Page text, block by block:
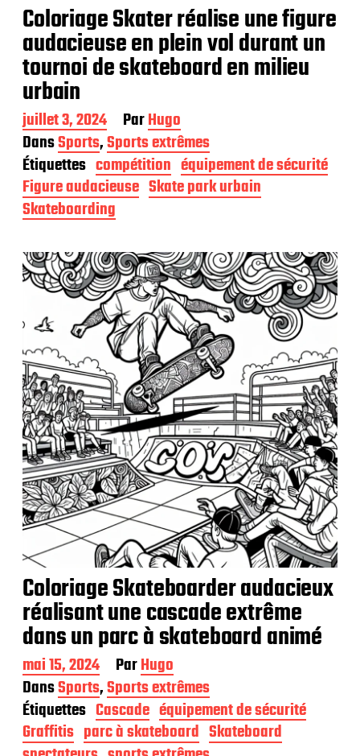
Coloriage Skater réalise une figure
audacieuse en plein vol durant un
tournoi de skateboard en milieu
urbain
D
a
t
e
d
e
p
b
l
i
t
i
o
n
juillet 3, 2024 ParHugo
DansSports,Sports extrêmes
Étiquettes compétition équipement de sécurité
Figure audacieuse Skate park urbain
Skateboarding
Coloriage Skateboarder audacieux
réalisant une cascade extrême
dans un parc à skateboard animé
D
a
t
e
d
e
mai 15, 2024 ParHugo
DansSports,Sports extrêmes
Étiquettes Cascade équipement de sécurité
Graffitis parc à skateboard Skateboard